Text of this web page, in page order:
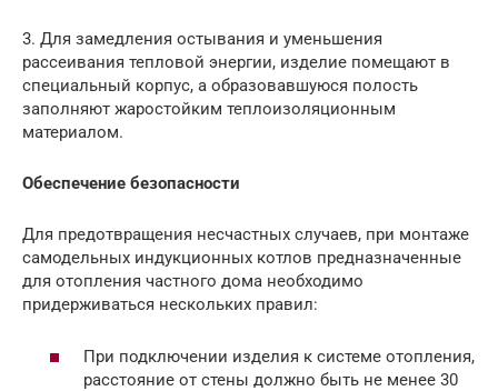
3. Для замедления остывания и уменьшения
рассеивания тепловой энергии, изделие помещают в
специальный корпус, а образовавшуюся полость
заполняют жаростойким теплоизоляционным
материалом.
Обеспечение безопасности
Для предотвращения несчастных случаев, при монтаже
самодельных индукционных котлов предназначенные
для отопления частного дома необходимо
придерживаться нескольких правил:
При подключении изделия к системе отопления,
расстояние от стены должно быть не менее 30